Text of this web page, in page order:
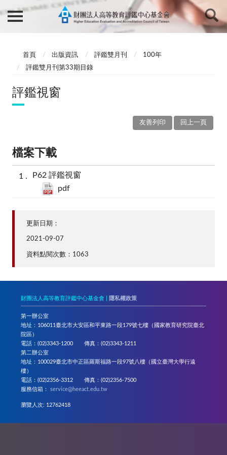
首頁 出版資訊 評鑑雙月刊
100年
評鑑雙月刊第33期目錄
評鑑視窗
回上一頁
友善列印
檔案下載
P62 評鑑視窗
pdf
更新日期：
2021-09-07
資料點閱次數：1063
財團法人高等教育評鑑中心基金會 | 隱私權政策
第一辦公室
地址：106011臺北市大安區和平東路一段179號七樓（國家教育研究院臺北
院區）
電話：(02)3343-1200 傳真：(02)3343-1211
第二辦公室
地址：100029臺北市中正區羅斯福路一段97號八樓（國立臺灣大學行遠
樓）
電話：(02)2356-3312 傳真：(02)2356-7500
服務信箱：service@heeact.edu.tw
瀏覽人次: 12762418